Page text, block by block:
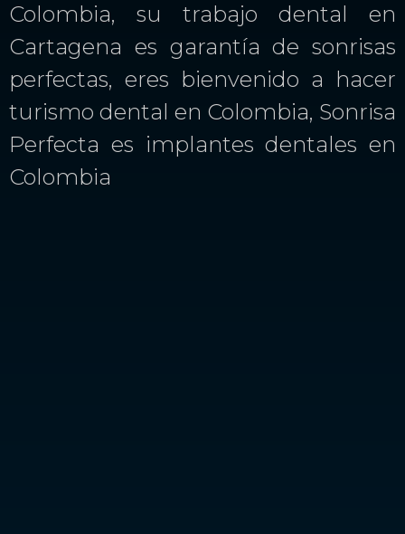
Colombia, su trabajo dental en
Cartagena es garantía de sonrisas
perfectas, eres bienvenido a hacer
turismo dental en Colombia, Sonrisa
Perfecta es implantes dentales en
Colombia